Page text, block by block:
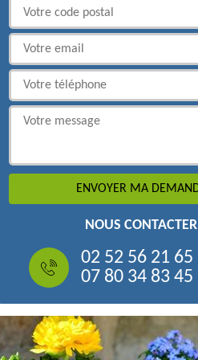
NOUS CONTACTER
02 52 56 21 65
07 80 34 83 45